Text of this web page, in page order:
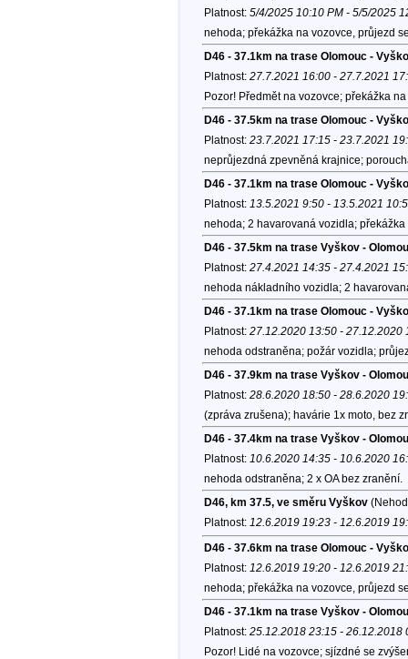
Platnost: 5/4/2025 10:10 PM - 5/5/2025
nehoda; překážka na vozovce, průjezd
D46 - 37.1km na trase Olomouc -
Platnost: 27.7.2021 16:00 - 27.7.2021
Pozor! Předmět na vozovce; překážka
D46 - 37.5km na trase Olomouc -
Platnost: 23.7.2021 17:15 - 23.7.2021
neprůjezdná zpevněná krajnice;
D46 - 37.1km na trase Olomouc -
Platnost: 13.5.2021 9:50 - 13.5.2021
nehoda; 2 havarovaná vozidla;
D46 - 37.5km na trase Vyškov -
Platnost: 27.4.2021 14:35 - 27.4.2021
nehoda nákladního vozidla; 2
D46 - 37.1km na trase Olomouc -
Platnost: 27.12.2020 13:50 - 27.12.2020
nehoda odstraněna; požár vozidla;
D46 - 37.9km na trase Vyškov -
Platnost: 28.6.2020 18:50 - 28.6.2020
(zpráva zrušena); havárie 1x moto, bez
D46 - 37.4km na trase Vyškov -
Platnost: 10.6.2020 14:35 - 10.6.2020
nehoda odstraněna; 2 x OA bez zranění.
D46, km 37.5, ve směru Vyškov
Platnost: 12.6.2019 19:23 - 12.6.2019
D46 - 37.6km na trase Olomouc -
Platnost: 12.6.2019 19:20 - 12.6.2019
nehoda; překážka na vozovce, průjezd
D46 - 37.1km na trase Vyškov -
Platnost: 25.12.2018 23:15 - 26.12.2018
Pozor! Lidé na vozovce; sjízdné se